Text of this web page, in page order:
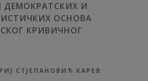
ДЕМОКРАТСКИХ И
ОСНОВА
КРИВИЧНОГ
СТЈЕПАНОВИЋ КАРЕВ